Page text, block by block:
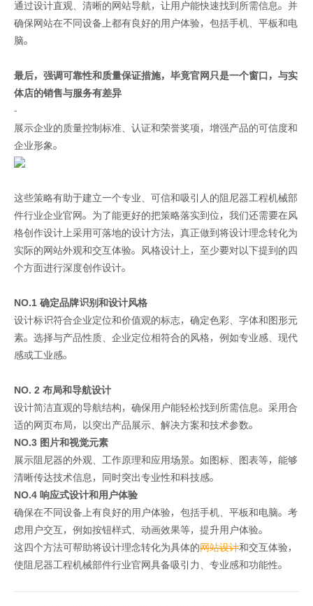
通过设计直观、清晰的网站导航，让用户能快速找到所需信息。并
确保网站在不同设备上都有良好的用户体验，包括手机、平板和电
脑。
最后，强调可靠性和质量保证措施，毕竟官网只是一个窗口，与实
体店的销售与服务有差异
-
展示企业的质量控制标准、认证和荣誉奖项，增强产品的可信度和
企业形象。
这些策略有助于建立一个专业、可信和吸引人的阻尼器工程机械部
件行业企业官网。为了能更好的把策略落实到位，我们还需要在风
格创作设计上采用可落地的设计方法，真正做到将设计理念转化为
实际的网站外观和交互体验。风格设计上，至少要对以下提到的四
个方面进行深度创作设计。
NO.1 确定品牌识别和设计风格
设计标识符合企业定位和价值观的标志，确定色彩、字体和图形元
素。选择与产品性质、企业定位相符合的风格，例如专业感、现代
感或工业感。
NO. 2 布局和导航设计
设计简洁直观的导航结构，确保用户能轻松找到所需信息。采用合
适的网页布局，以突出产品展示、解决方案和技术参数。
NO.3 图片和视觉元素
展示阻尼器的外观、工作原理和应用场景。如图标、图表等，能够
清晰传达技术信息，同时突出专业性和科技感。
NO.4 响应式设计和用户体验
确保在不同设备上有良好的用户体验，包括手机、平板和电脑。考
虑用户交互，例如按钮样式、动画效果等，提升用户体验。
这四个方法可帮助将设计理念转化为具体的网站设计和交互体验，
使阻尼器工程机械部件行业官网具备吸引力、专业感和功能性。